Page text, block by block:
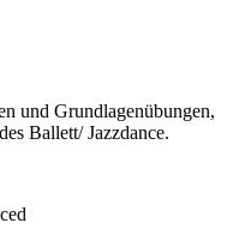
und Grundlagenübungen,
Ballett/ Jazzdance.